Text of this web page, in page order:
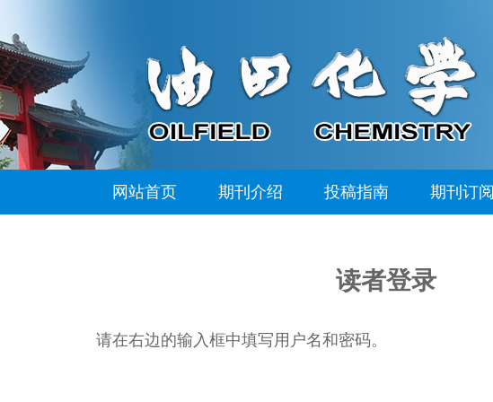
网站首页 期刊介绍 投稿指南 期刊订阅
读者登录
请在右边的输入框中填写用户名和密码。